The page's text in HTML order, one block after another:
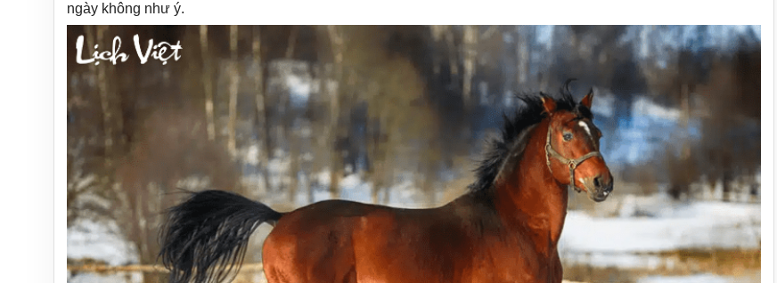
ngày không như ý.